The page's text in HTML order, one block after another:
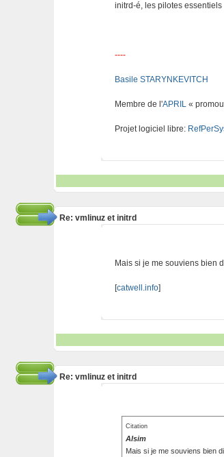
initrd-é, les pilotes
----
Basile STARYNKEVITCH
Membre de l'APRIL «
Projet logiciel libre:
Re: vmlinuz et initrd
Mais si je me souviens bien
[catwell.info]
Re: vmlinuz et initrd
Citation
Alsim
Mais si je me souviens bien